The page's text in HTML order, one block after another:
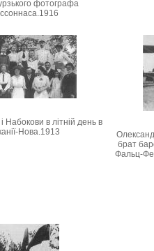
фотографа
Набокови в літній день в
Нова.1913
брат
Фальц-